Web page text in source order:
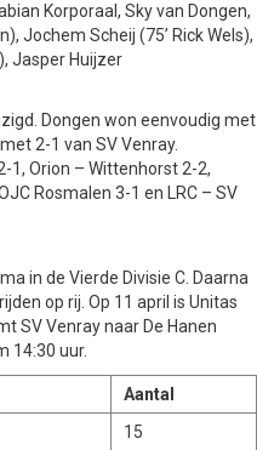
Korporaal, Sky van Dongen,
Jochem Scheij (75’ Rick Wels),
Jasper Huijzer
Dongen won eenvoudig met
2-1 van SV Venray.
1, Orion – Wittenhorst 2-2,
Rosmalen 3-1 en LRC – SV
in de Vierde Divisie C. Daarna
op rij. Op 11 april is Unitas
SV Venray naar De Hanen
14:30 uur.
Aantal
15